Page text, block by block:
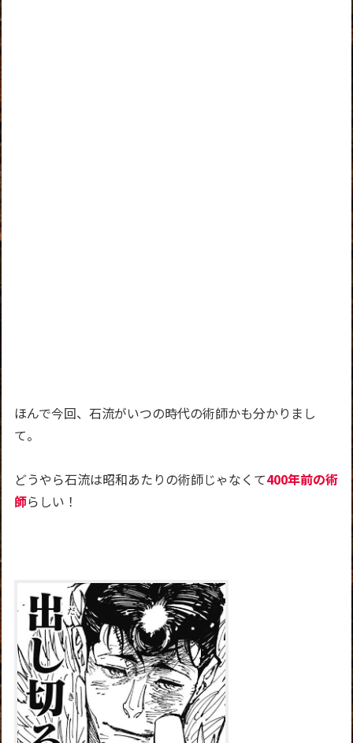
ほんで今回、石流がいつの時代の術師かも分かりまし
て。
どうやら石流は昭和あたりの術師じゃなくて400年前の術
師らしい！